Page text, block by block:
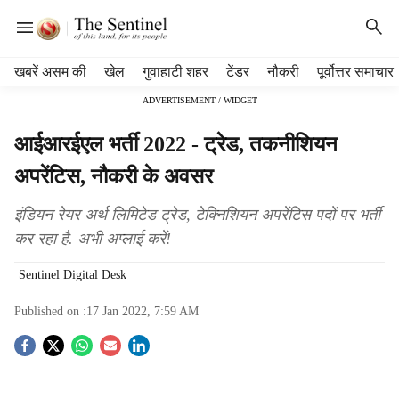
खबरें असम की खेल गुवाहाटी शहर टेंडर नौकरी पूर्वोत्तर समाचार
ADVERTISEMENT / WIDGET
आईआरईएल भर्ती 2022 - ट्रेड, तकनीशियन
अपरेंटिस, नौकरी के अवसर
इंडियन रेयर अर्थ लिमिटेड ट्रेड, टेक्निशियन अपरेंटिस पदों पर भर्ती
कर रहा है. अभी अप्लाई करें!
Sentinel Digital Desk
Published on :17 Jan 2022, 7:59 AM
S